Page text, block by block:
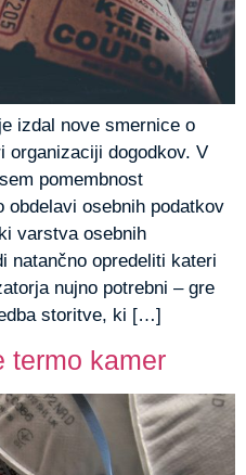
izdal nove smernice o
organizaciji dogodkov. V
pomembnost
obdelavi osebnih podatkov
varstva osebnih
natančno opredeliti kateri
nujno potrebni – gre
storitve, ki […]
termo kamer